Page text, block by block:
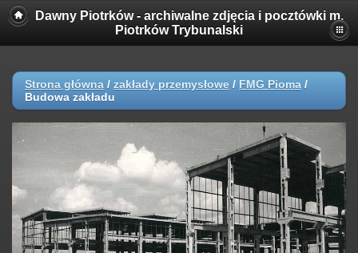
Dawny Piotrków - archiwalne zdjęcia i pocztówki m.
Piotrków Trybunalski
Strona główna / zakłady przemysłowe / FMG Pioma /
Budowa zakładu